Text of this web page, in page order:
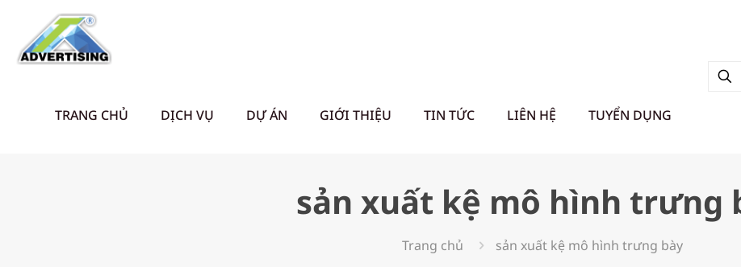
TRANG CHỦ DỊCH VỤ DỰ ÁN GIỚI THIỆU TIN TỨC LIÊN HỆ TUYỂN DỤNG
sản xuất kệ mô hình trưng
Trang chủ sản xuất kệ mô hình trưng bày